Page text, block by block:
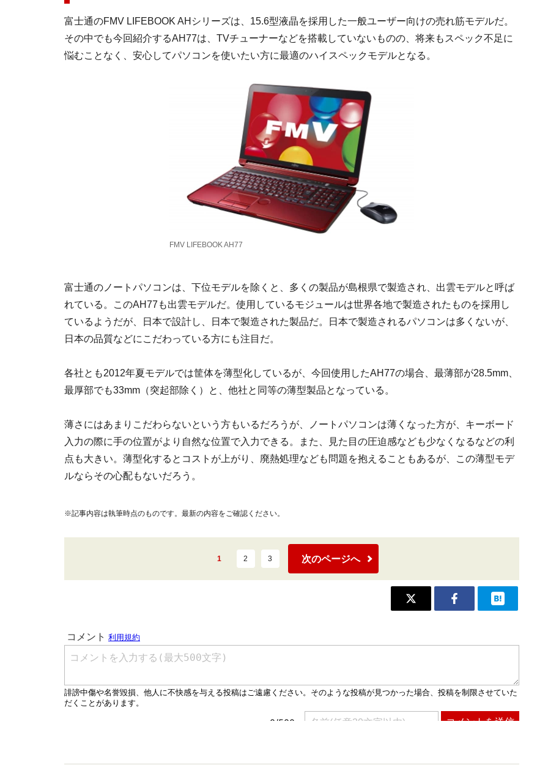
富士通のFMV LIFEBOOK AHシリーズは、15.6型液晶を採用した一般ユーザー向けの売れ筋モデルだ。
その中でも今回紹介するAH77は、TVチューナーなどを搭載していないものの、将来もスペック不足に
悩むことなく、安心してパソコンを使いたい方に最適のハイスペックモデルとなる。
FMV LIFEBOOK AH77
富士通のノートパソコンは、下位モデルを除くと、多くの製品が島根県で製造され、出雲モデルと呼ば
れている。このAH77も出雲モデルだ。使用しているモジュールは世界各地で製造されたものを採用し
ているようだが、日本で設計し、日本で製造された製品だ。日本で製造されるパソコンは多くないが、
日本の品質などにこだわっている方にも注目だ。
各社とも2012年夏モデルでは筐体を薄型化しているが、今回使用したAH77の場合、最薄部が28.5mm、
最厚部でも33mm（突起部除く）と、他社と同等の薄型製品となっている。
薄さにはあまりこだわらないという方もいるだろうが、ノートパソコンは薄くなった方が、キーボード
入力の際に手の位置がより自然な位置で入力できる。また、見た目の圧迫感なども少なくなるなどの利
点も大きい。薄型化するとコストが上がり、廃熱処理なども問題を抱えることもあるが、この薄型モデ
ルならその心配もないだろう。
※記事内容は執筆時点のものです。最新の内容をご確認ください。
1 2 3 次のページへ